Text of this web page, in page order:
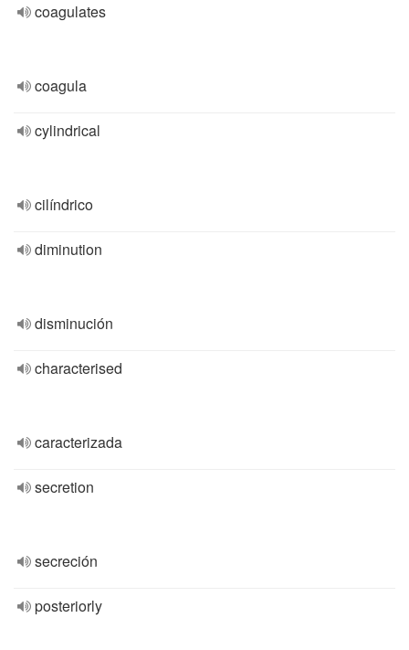
coagulates
coagula
cylindrical
cilíndrico
diminution
disminución
characterised
caracterizada
secretion
secreción
posteriorly